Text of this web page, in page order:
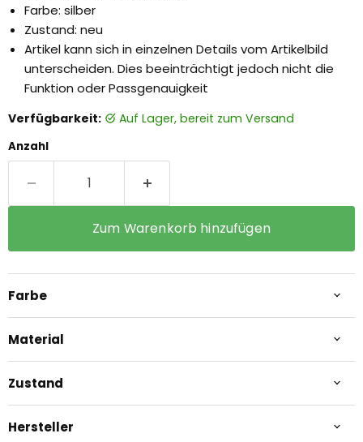
Farbe: silber
Zustand: neu
Artikel kann sich in einzelnen Details vom Artikelbild
unterscheiden. Dies beeinträchtigt jedoch nicht die
Funktion oder Passgenauigkeit
Verfügbarkeit: auf Lager, bereit zum Versand
Anzahl
Zum Warenkorb hinzufügen
Farbe
Material
Zustand
Hersteller